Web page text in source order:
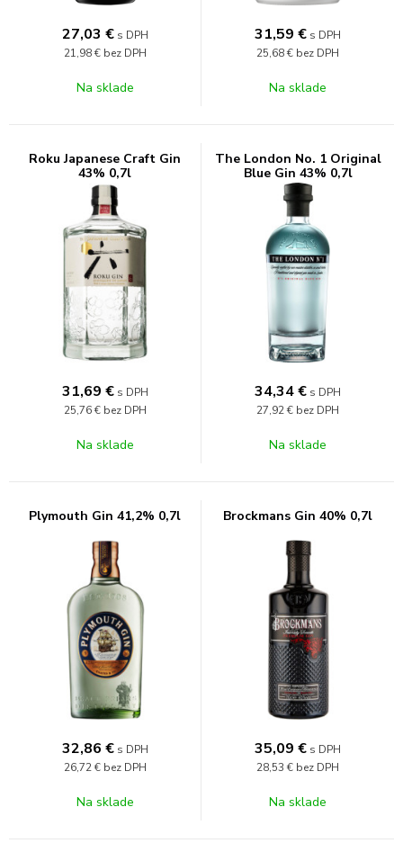
27,03 € s DPH
21,98 € bez DPH
Na sklade
31,59 € s DPH
25,68 € bez DPH
Na sklade
Roku Japanese Craft Gin
43% 0,7l
31,69 € s DPH
25,76 € bez DPH
Na sklade
The London No. 1 Original
Blue Gin 43% 0,7l
34,34€ s DPH
27,92 € bez DPH
Na sklade
Plymouth Gin 41,2% 0,7l
32,86 € s DPH
26,72 € bez DPH
Na sklade
Brockmans Gin 40% 0,7l
35,09 € s DPH
28,53 € bez DPH
Na sklade